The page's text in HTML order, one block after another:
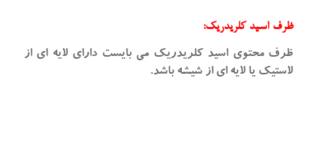
ظرف اسید کلریدریک:
ظرف محتوی اسید کلریدریک می بایست دارای لایه ای از
لاستیک یا لایه ای از شیشه باشد.